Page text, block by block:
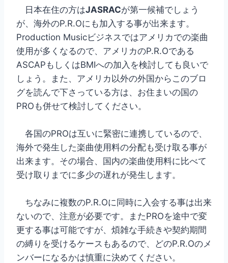
日本在住の方はJASRACが第一候補でしょう
が、海外のP.R.Oにも加入する事が出来ます。
Production Musicビジネスではアメリカでの楽曲
使用が多くなるので、アメリカのP.R.Oである
ASCAPもしくはBMIへの加入を検討しても良いで
しょう。また、アメリカ以外の外国からこのブロ
グを読んで下さっている方は、お住まいの国の
PROも併せて検討してください。
各国のPROは互いに緊密に連携しているので、
海外で発生した楽曲使用料の分配も受け取る事が
出来ます。その場合、国内の楽曲使用料に比べて
受け取りまでに多少の遅れが発生します。
ちなみに複数のP.R.Oに同時に入会する事は出来
ないので、注意が必要です。またPROを途中で変
更する事は可能ですが、煩雑な手続きや契約期間
の縛りを受けるケースもあるので、どのP.R.Oのメ
ンバーになるかは慎重に決めてください。